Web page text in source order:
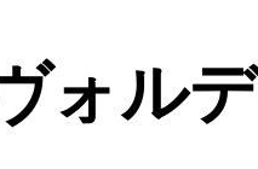
ォル